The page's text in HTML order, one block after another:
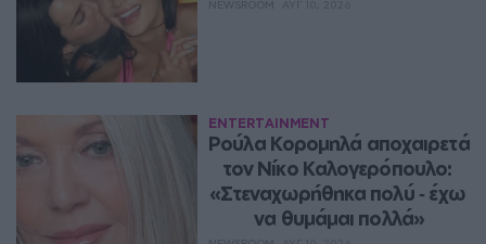
ENTERTAINMENT
Ρούλα Κορομηλά αποχαιρετά
τον Νίκο Καλογερόπουλο:
«Στεναχωρήθηκα πολύ ‑ έχω
να θυμάμαι πολλά»